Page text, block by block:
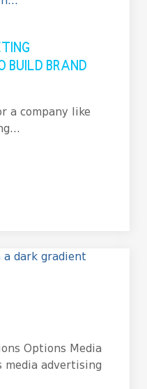
BUILD BRAND
a company like
Options Media
media advertising